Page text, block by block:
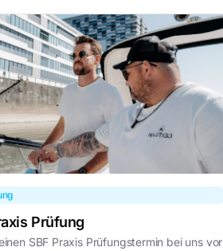
Prüfung
SBF Praxis Prüfungstermin bei uns vor